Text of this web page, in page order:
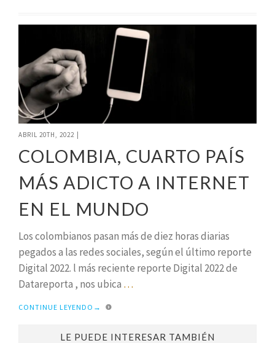
ABRIL 20TH, 2022
COLOMBIA, CUARTO PAÍS
MÁS ADICTO A INTERNET
EN EL MUNDO
Los colombianos pasan más de diez horas diarias
pegados a las redes sociales, según el último reporte
Digital 2022. l más reciente reporte Digital 2022 de
Datareporta , nos ubica …
CONTINUE LEYENDO →
LE PUEDE INTERESAR TAMBIÉN